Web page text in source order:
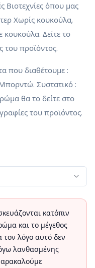
Βιοτεχνίες όπου μας
Χωρίς κουκούλα,
Δείτε το
του προϊόντος.
που διαθέτουμε :
Συστατικό :
θα το δείτε στο
του προϊόντος.
κατόπιν
και το μέγεθος
τον λόγο αυτό δεν
λανθασμένης